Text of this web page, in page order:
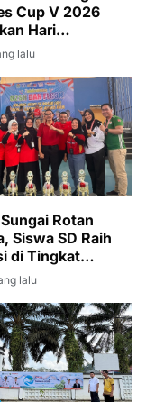
Cup V 2026
Hari
ke-80
lalu
Rotan
Siswa SD Raih
di Tingkat
lalu